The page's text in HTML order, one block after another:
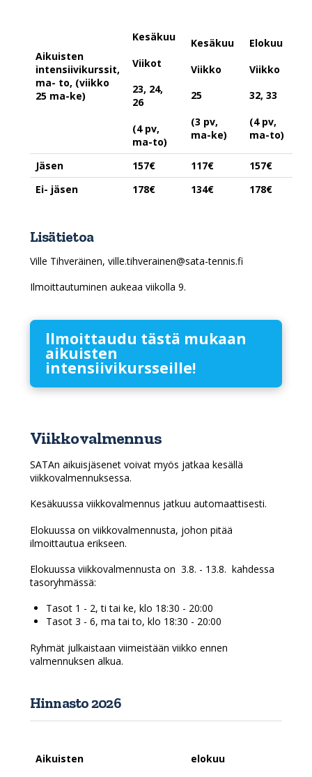
Aikuisten
intensiivikurssit,
ma- to, (viikko
25 ma-ke)
Kesäkuu
Viikot
23, 24,
26
(4 pv,
ma-to)
Kesäkuu
Viikko
25
(3 pv,
ma-ke)
Elokuu
Viikko
32, 33
(4 pv,
ma-to)
Jäsen 157€ 117€
157€
Ei- jäsen
178€ 134€ 178€
Lisätietoa
Ville Tihveräinen, ville.tihverainen@sata-tennis.fi
Ilmoittautuminen aukeaa viikolla 9.
llmoittaudu tästä mukaan
aikuisten
intensiivikursseille!
Viikkovalmennus
SATAn aikuisjäsenet voivat myös jatkaa kesällä
viikkovalmennuksessa.
Kesäkuussa viikkovalmennus jatkuu automaattisesti.
Elokuussa on viikkovalmennusta, johon pitää
ilmoittautua erikseen.
Elokuussa viikkovalmennusta on 3.8. - 13.8. kahdessa
tasoryhmässä:
Tasot 1 - 2, ti tai ke, klo 18:30 - 20:00
Tasot 3 - 6, ma tai to, klo 18:30 - 20:00
Ryhmät julkaistaan viimeistään viikko ennen
valmennuksen alkua.
Hinnasto 2026
Aikuisten
elokuu